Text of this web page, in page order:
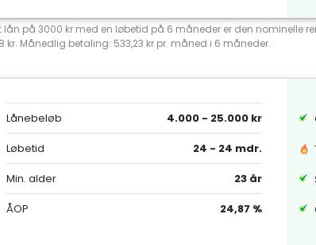
lån på 3000 kr med en løbetid på 6 måneder er den nominelle
kr. Månedlig betaling: 533,23 kr pr. måned i 6 måneder.
Lånebeløb
4.000 - 25.000 kr
Løbetid
24 - 24 mdr.
Min. alder
23 år
ÅOP
24,87 %